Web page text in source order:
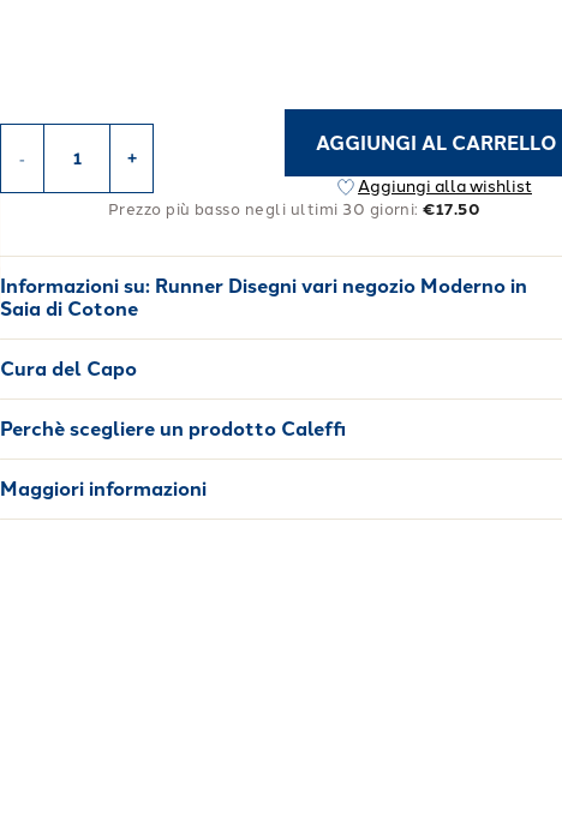
- +
AGGIUNGI AL CARRELLO
Aggiungi alla wishlist
Prezzo più basso negli ultimi 30 giorni: €17.50
Informazioni su: Runner Disegni vari negozio Moderno in
Saia di Cotone
Cura del Capo
Perchè scegliere un prodotto Caleffi
Maggiori informazioni